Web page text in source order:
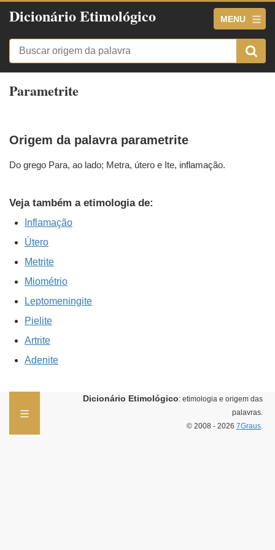
Dicionário Etimológico MENU
Parametrite
Origem da palavra parametrite
Do grego Para, ao lado; Metra, útero e Ite, inflamação.
Veja também a etimologia de:
Inflamação
Útero
Metrite
Miométrio
Leptomeningite
Pielite
Artrite
Adenite
Dicionário Etimológico: etimologia e origem das
palavras.
© 2008 - 2026 7Graus.